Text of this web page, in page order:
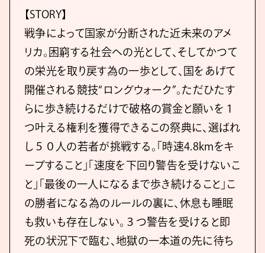
【STORY】
戦争によって国家が分断された近未来のアメ
リカ。困窮する社会への光として、そしてかつて
の栄光を取り戻す為の一歩として、国をあげて
開催される競技“ロングウォーク”。ただひたす
らに歩き続けるだけで破格の賞金と願いを１
つ叶える権利を獲得できるこの祭典に、選ばれ
し５０人の若者が挑戦する。「時速4.8kmをキ
ープすること」「速度を下回り警告を受けないこ
と」「最後の一人になるまで歩き続けること」こ
の勝者になる為のルールの裏に、休息も睡眠
も救いも存在しない。３つ警告を受けると即
死の状況下で臨む、地獄の一本道の先に待ち